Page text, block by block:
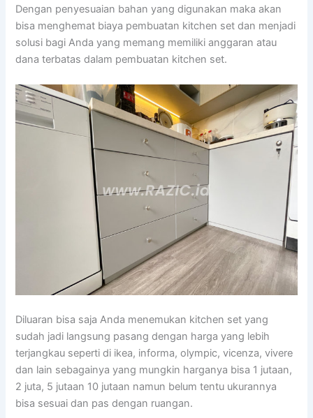
Dengan penyesuaian bahan yang digunakan maka akan
bisa menghemat biaya pembuatan kitchen set dan menjadi
solusi bagi Anda yang memang memiliki anggaran atau
dana terbatas dalam pembuatan kitchen set.
Diluaran bisa saja Anda menemukan kitchen set yang
sudah jadi langsung pasang dengan harga yang lebih
terjangkau seperti di ikea, informa, olympic, vicenza, vivere
dan lain sebagainya yang mungkin harganya bisa 1 jutaan,
2 juta, 5 jutaan 10 jutaan namun belum tentu ukurannya
bisa sesuai dan pas dengan ruangan.